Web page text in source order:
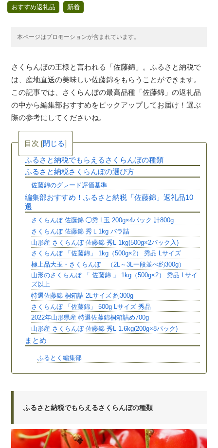
おすすめ返礼品 新着
本ページはプロモーションが含まれています。
さくらんぼの王様と言われる「佐藤錦」。ふるさと納税で
は、産地直送の美味しい佐藤錦をもらうことができます。
この記事では、さくらんぼの最高品種「佐藤錦」の返礼品
の中から編集部おすすめをピックアップしてお届け！選ぶ
際の参考にしてくださいね。
目次 [閉じる]
ふるさと納税でもらえるさくらんぼの種類
ふるさと納税さくらんぼの選び方
佐藤錦のグレード評価基準
編集部おすすめ！ふるさと納税「佐藤錦」返礼品10
選
さくらんぼ 佐藤錦 ◯秀 L玉 200g×4パック 計800g
さくらんぼ 佐藤錦 秀Ｌ1kg バラ詰
山形産 さくらんぼ 佐藤錦 秀L 1kg(500g×2パック入)
さくらんぼ 「佐藤錦」 1kg（500g×2） 秀品 Lサイズ
極上品大玉・さくらんぼ （2L～3L一段並べ約300g）
山形のさくらんぼ 「 佐藤錦 」 1kg（500g×2） 秀品 Lサイ
ズ以上
特選佐藤錦 桐箱詰 2Lサイズ 約300g
さくらんぼ 「佐藤錦」 500g Lサイズ 秀品
2022年山形県産 特選佐藤錦桐箱詰め700g
山形産 さくらんぼ 佐藤錦 秀L 1.6kg(200g×8パック)
まとめ
ふるとく編集部
ふるさと納税でもらえるさくらんぼの種類